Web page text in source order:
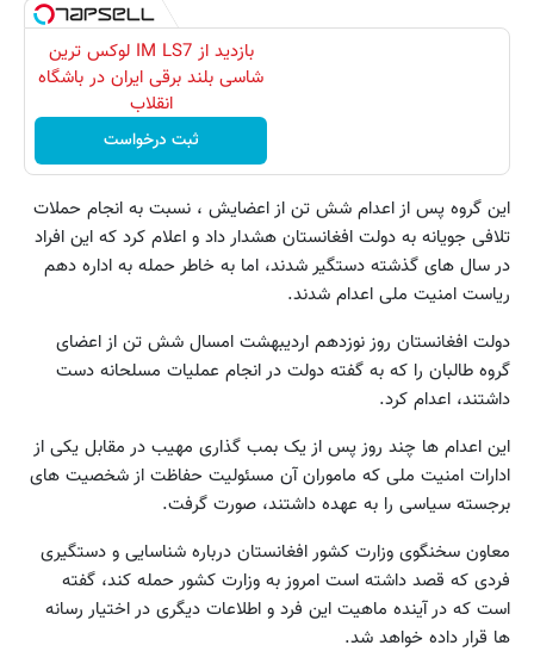
بازدید از IM LS7 لوکس ترین
شاسی بلند برقی ایران در باشگاه
انقلاب
ثبت درخواست
این گروه پس از اعدام شش تن از اعضایش ، نسبت به انجام حملات
تلافی جویانه به دولت افغانستان هشدار داد و اعلام کرد که این افراد
در سال های گذشته دستگیر شدند، اما به خاطر حمله به اداره دهم
ریاست امنیت ملی اعدام شدند.
دولت افغانستان روز نوزدهم اردیبهشت امسال شش تن از اعضای
گروه طالبان را که به گفته دولت در انجام عملیات مسلحانه دست
داشتند، اعدام کرد.
این اعدام ها چند روز پس از یک بمب گذاری مهیب در مقابل یکی از
ادارات امنیت ملی که ماموران آن مسئولیت حفاظت از شخصیت های
برجسته سیاسی را به عهده داشتند، صورت گرفت.
معاون سخنگوی وزارت کشور افغانستان درباره شناسایی و دستگیری
فردی که قصد داشته است امروز به وزارت کشور حمله کند، گفته
است که در آینده ماهیت این فرد و اطلاعات دیگری در اختیار رسانه
ها قرار داده خواهد شد.